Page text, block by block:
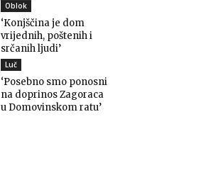
Oblok
‘Konjščina je dom
vrijednih, poštenih i
srčanih ljudi’
Luč
‘Posebno smo ponosni
na doprinos Zagoraca
u Domovinskom ratu’